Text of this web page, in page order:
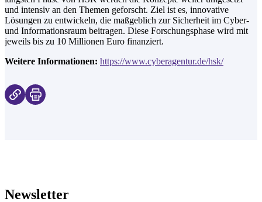
und intensiv an den Themen geforscht. Ziel ist es, innovative
Lösungen zu entwickeln, die maßgeblich zur Sicherheit im Cyber-
und Informationsraum beitragen. Diese Forschungsphase wird mit
jeweils bis zu 10 Millionen Euro finanziert.
Weitere Informationen: https://www.cyberagentur.de/hsk/
Newsletter